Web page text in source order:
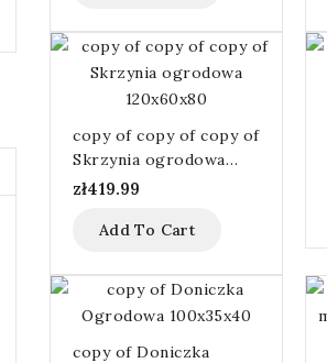
Drewniany
miejski
zł799.99
copy of copy of copy of
Skrzynia ogrodowa
120x60x80
zł419.99
Add To Cart
copy of Doniczka